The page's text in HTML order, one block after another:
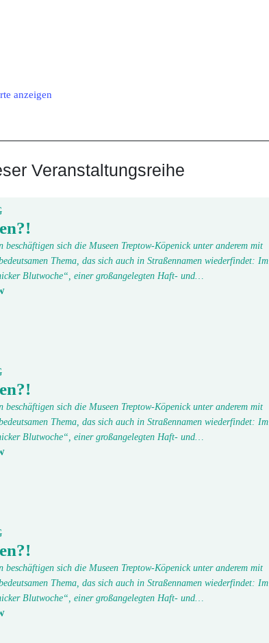
anzeigen
Veranstaltungsreihe
beschäftigen sich die Museen Treptow-Köpenick unter anderem mit
Thema, das sich auch in Straßennamen wiederfindet: Im
Blutwoche“, einer großangelegten Haft- und…
beschäftigen sich die Museen Treptow-Köpenick unter anderem mit
Thema, das sich auch in Straßennamen wiederfindet: Im
Blutwoche“, einer großangelegten Haft- und…
beschäftigen sich die Museen Treptow-Köpenick unter anderem mit
Thema, das sich auch in Straßennamen wiederfindet: Im
Blutwoche“, einer großangelegten Haft- und…